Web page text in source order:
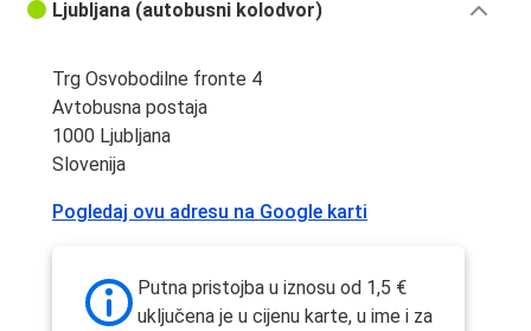
Ljubljana (autobusni kolodvor)
Trg Osvobodilne fronte 4
Avtobusna postaja
1000 Ljubljana
Slovenija
Pogledaj ovu adresu na Google karti
Putna pristojba u iznosu od 1,5 €
uključena je u cijenu karte, u ime i za